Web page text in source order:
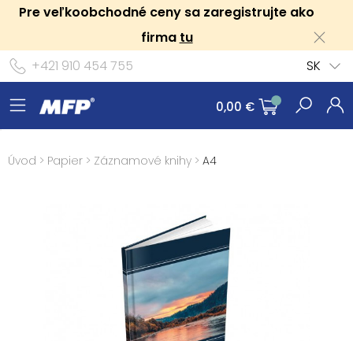
Pre veľkoobchodné ceny sa zaregistrujte ako
firma tu
+421 910 454 755
SK
0,00 €
Úvod > Papier > Záznamové knihy > A4